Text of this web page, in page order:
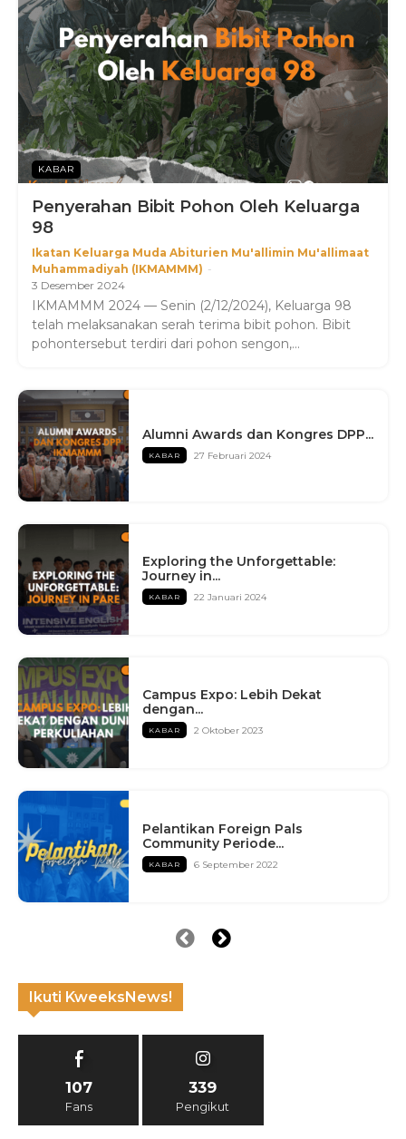
KABAR
Penyerahan Bibit Pohon Oleh Keluarga
98
Ikatan Keluarga Muda Abiturien Mu'allimin Mu'allimaat
Muhammadiyah (IKMAMMM) -
3 Desember 2024
IKMAMMM 2024 — Senin (2/12/2024), Keluarga 98
telah melaksanakan serah terima bibit pohon. Bibit
pohontersebut terdiri dari pohon sengon,...
Alumni Awards dan Kongres DPP...
KABAR 27 Februari 2024
Exploring the Unforgettable:
Journey in...
KABAR 22 Januari 2024
Campus Expo: Lebih Dekat
dengan...
KABAR 2 Oktober 2023
Pelantikan Foreign Pals
Community Periode...
KABAR 6 September 2022
Ikuti KweeksNews!
107
Fans
339
Pengikut